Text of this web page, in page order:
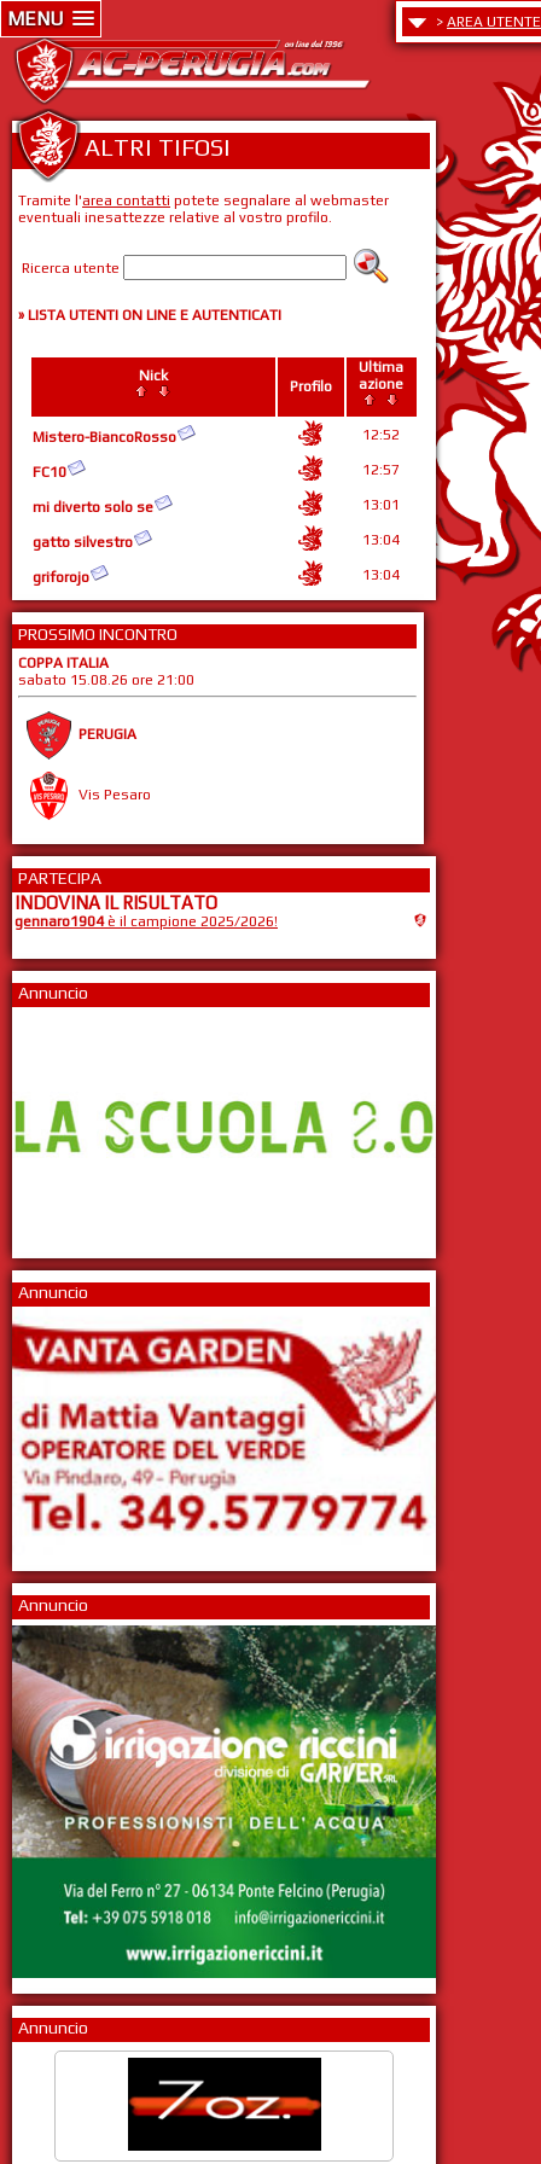
MENU > AREA UTENTE
ALTRI TIFOSI
Tramite l'area contatti potete segnalare al webmaster
eventuali inesattezze relative al vostro profilo.
Ricerca utente
» LISTA UTENTI ON LINE E AUTENTICATI
Nick
Profilo
Ultima
azione
Mistero-BiancoRosso 12:52
FC10 12:57
mi diverto solo se 13:01
gatto silvestro 13:04
griforojo 13:04
PROSSIMO INCONTRO
COPPA ITALIA
sabato 15.08.26 ore 21:00
PERUGIA
Vis Pesaro
PARTECIPA
INDOVINA IL RISULTATO
gennaro1904è il campione 2025/2026!
Annuncio
Annuncio
Annuncio
Annuncio